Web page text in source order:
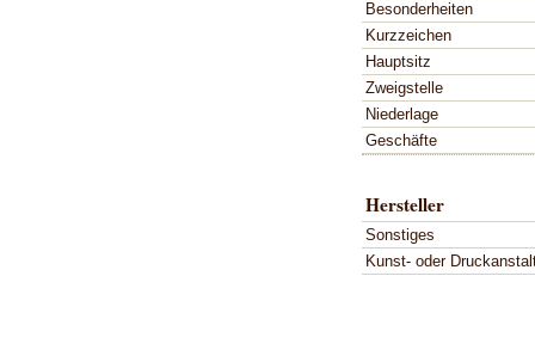
Besonderheiten
Kurzzeichen
Hauptsitz
Zweigstelle
Niederlage
Geschäfte
Hersteller
Sonstiges
Kunst- oder